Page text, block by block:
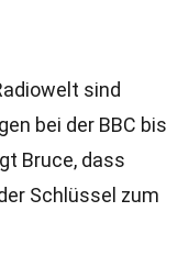
sind
bei der BBC bis
Bruce, dass
Schlüssel zum